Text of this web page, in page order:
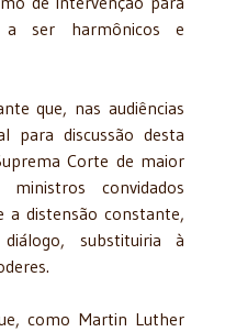
ser harmônicos e
que, nas audiências
para discussão desta
Corte de maior
convidados
a distensão constante,
substituiria à
como Martin Luther